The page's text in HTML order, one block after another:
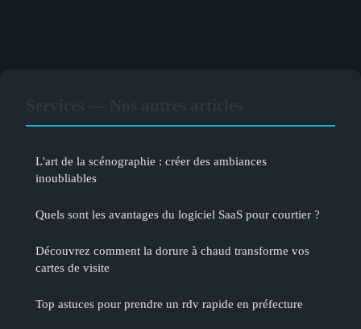
L'art de la scénographie : créer des ambiances
inoubliables
Quels sont les avantages du logiciel SaaS pour courtier ?
Découvrez comment la dorure à chaud transforme vos
cartes de visite
Top astuces pour prendre un rdv rapide en préfecture